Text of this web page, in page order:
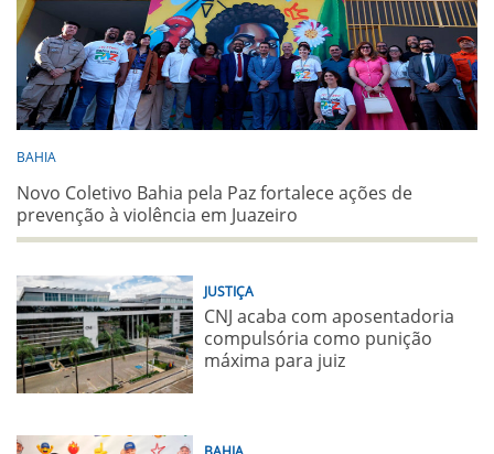
BAHIA
Novo Coletivo Bahia pela Paz fortalece ações de
prevenção à violência em Juazeiro
JUSTIÇA
CNJ acaba com aposentadoria
compulsória como punição
máxima para juiz